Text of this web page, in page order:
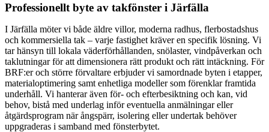
Professionellt byte av takfönster i Järfälla
I Järfälla möter vi både äldre villor, moderna radhus, flerbostadshus
och kommersiella tak – varje fastighet kräver en specifik lösning. Vi
tar hänsyn till lokala väderförhållanden, snölaster, vindpåverkan och
taklutningar för att dimensionera rätt produkt och rätt intäckning. För
BRF:er och större förvaltare erbjuder vi samordnade byten i etapper,
materialoptimering samt enhetliga modeller som förenklar framtida
underhåll. Vi hanterar även för- och efterbesiktning och kan, vid
behov, bistå med underlag inför eventuella anmälningar eller
åtgärdsprogram när ångspärr, isolering eller undertak behöver
uppgraderas i samband med fönsterbytet.